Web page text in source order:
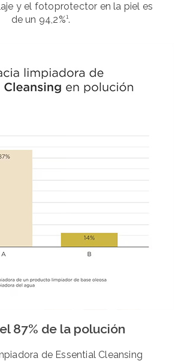
y el fotoprotector en la piel es
de un 94,2%¹.
87% de la polución
de Essential Cleansing